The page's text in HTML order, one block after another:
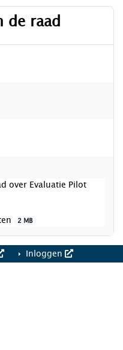
de raad
over Evaluatie Pilot
2 MB
Inloggen